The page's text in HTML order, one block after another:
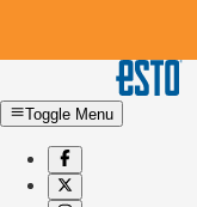
Toggle Menu